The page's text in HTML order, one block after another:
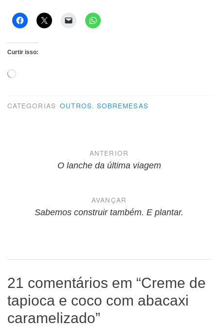
Curtir isso:
Carregando...
CATEGORIAS OUTROS, SOBREMESAS
NavegaçãoANTERIOR
O lanche da última viagem
AVANÇAR
Sabemos construir também. E plantar.
21 comentários em “Creme de
tapioca e coco com abacaxi
caramelizado”